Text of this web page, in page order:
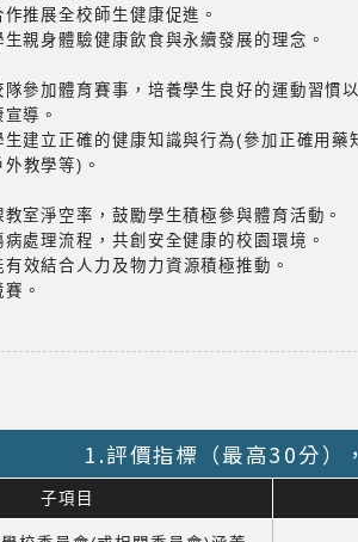
推展全校師生健康促進。
親身體驗健康飲食與永續發展的理念。
參加體育賽事，培養學生良好的運動習慣以
導。
建立正確的健康知識與行為(參加正確用藥
教學等)。
室淨空率，鼓勵學生積極參與體育活動。
處理流程，共創安全健康的校園環境。
效結合人力及物力資源積極推動。
。
1.評價指標（最高30分）
子項目